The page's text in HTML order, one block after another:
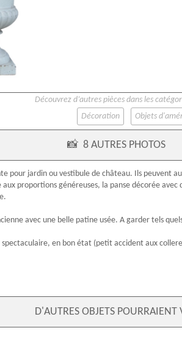
Découvrez d’autres pièces dans les
Décoration
Objets
📸 8 AUTRES PHOTOS
pour jardin ou vestibule de château. Ils peuvent
proportions généreuses, la panse décorée
avec une belle patine usée. A garder tels
en bon état (petit accident aux
D'AUTRES OBJETS POURRAIENT